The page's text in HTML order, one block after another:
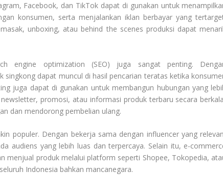
Facebook, dan TikTok dapat di gunakan untuk
konsumen, serta menjalankan iklan berbayar yang
unboxing, atau behind the scenes produksi dapat
engine optimization (SEO) juga sangat penting.
dapat muncul di hasil pencarian teratas ketika
juga dapat di gunakan untuk membangun hubungan yang
promosi, atau informasi produk terbaru secara
dan mendorong pembelian ulang.
populer. Dengan bekerja sama dengan influencer yang
audiens yang lebih luas dan terpercaya. Selain itu, e-
menjual produk melalui platform seperti Shopee, Tokopedia,
Indonesia bahkan mancanegara.